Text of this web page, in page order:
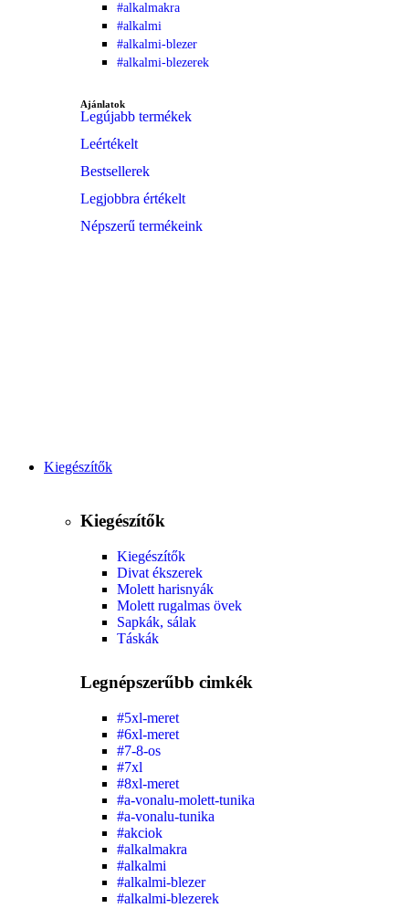
#alkalmakra
#alkalmi
#alkalmi-blezer
#alkalmi-blezerek
Ajánlatok
Legújabb termékek
Leértékelt
Bestsellerek
Legjobbra értékelt
Népszerű termékeink
Kiegészítők
Kiegészítők
Kiegészítők
Divat ékszerek
Molett harisnyák
Molett rugalmas övek
Sapkák, sálak
Táskák
Legnépszerűbb cimkék
#5xl-meret
#6xl-meret
#7-8-os
#7xl
#8xl-meret
#a-vonalu-molett-tunika
#a-vonalu-tunika
#akciok
#alkalmakra
#alkalmi
#alkalmi-blezer
#alkalmi-blezerek